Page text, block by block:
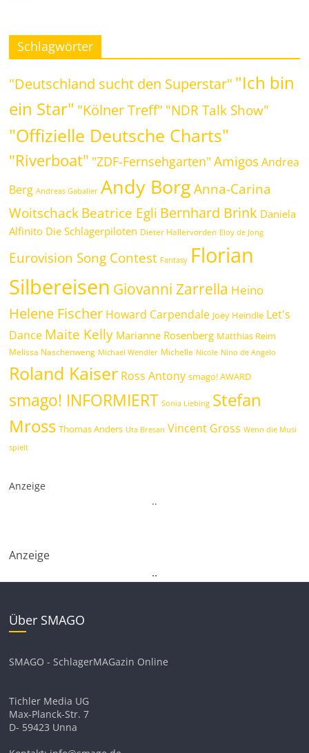
Schlagwörter
"Deutschland sucht den Superstar" "Ich bin
ein Star" "Kölner Treff" "NDR Talk Show"
"Offizielle Deutsche Charts"
"Riverboat" "ZDF-Fernsehgarten" Amigos Andrea
Berg Andreas Gabalier Andy Borg Anna-Carina
WoitschackBeatrice Egli Bernhard Brink Daniela
Alfinito Die Schlagerpiloten Dieter Hallervorden Eloy de Jong
Eurovision Song Contest Fantasy Florian
Silbereisen Giovanni Zarrella Heino
Helene Fischer Howard Carpendale Joey Heindle Let's
Dance Maite Kelly Marianne Rosenberg Matthias Reim
Melissa Naschenweng Michael Wendler Michelle Nicole Nino de Angelo
Roland Kaiser Ross Antony smago! AWARD
smago! INFORMIERT Sonia Liebing Stefan
Mross Thomas Anders Uta Bresan Vincent Gross Wenn die Musi
spielt
Anzeige
..
Anzeige
..
Über SMAGO
SMAGO - SchlagerMAGazin Online
Tichler Media UG
Max-Planck-Str. 7
D- 59423 Unna